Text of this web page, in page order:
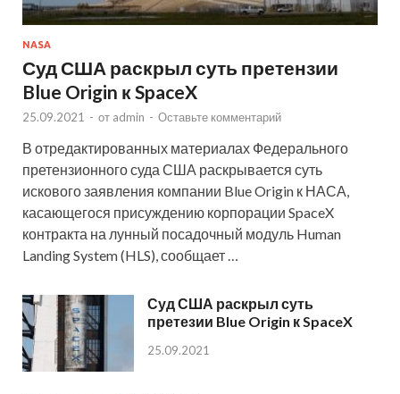
NASA
Суд США раскрыл суть претензии
Blue Origin к SpaceX
25.09.2021 - от admin - Оставьте комментарий
В отредактированных материалах Федерального
претензионного суда США раскрывается суть
искового заявления компании Blue Origin к НАСА,
касающегося присуждению корпорации SpaceX
контракта на лунный посадочный модуль Human
Landing System (HLS), сообщает …
Суд США раскрыл суть
претезии Blue Origin к SpaceX
25.09.2021